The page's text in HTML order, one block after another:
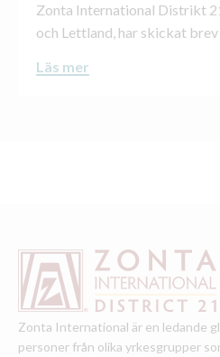
Zonta International Distrikt
och Lettland, har skickat brev
Läs mer
Zonta International är en ledande
personer från olika yrkesgrupper